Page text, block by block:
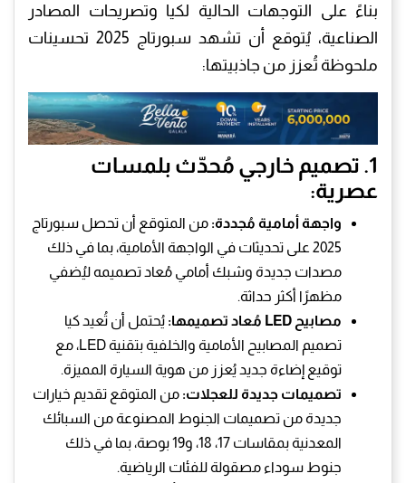
بناءً على التوجهات الحالية لكيا وتصريحات المصادر
الصناعية، يُتوقع أن تشهد سبورتاج 2025 تحسينات
ملحوظة تُعزز من جاذبيتها:
1. تصميم خارجي مُحدّث بلمسات
عصرية:
واجهة أمامية مُجددة: من المتوقع أن تحصل سبورتاج
2025 على تحديثات في الواجهة الأمامية، بما في ذلك
مصدات جديدة وشبك أمامي مُعاد تصميمه ليُضفي
مظهرًا أكثر حداثة.
مصابيح LED مُعاد تصميمها:
يُحتمل أن تُعيد كيا
تصميم المصابيح الأمامية والخلفية بتقنية LED، مع
توقيع إضاءة جديد يُعزز من هوية السيارة المميزة.
تصميمات جديدة للعجلات: من المتوقع تقديم خيارات
جديدة من تصميمات الجنوط المصنوعة من السبائك
المعدنية بمقاسات 17، 18، و19 بوصة، بما في ذلك
جنوط سوداء مصقولة للفئات الرياضية.